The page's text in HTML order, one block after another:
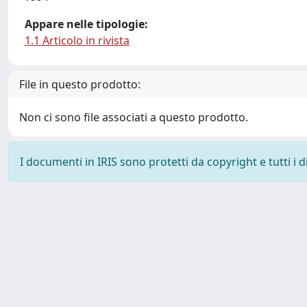
Appare nelle tipologie:
1.1 Articolo in rivista
File in questo prodotto:
Non ci sono file associati a questo prodotto.
I documenti in IRIS sono protetti da copyright e tutti i